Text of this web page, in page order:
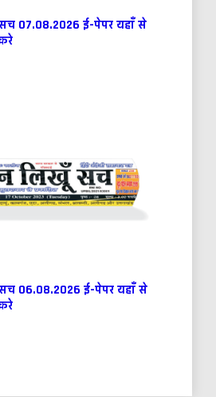
07.08.2026 ई-पेपर यहाँ से
06.08.2026 ई-पेपर यहाँ से